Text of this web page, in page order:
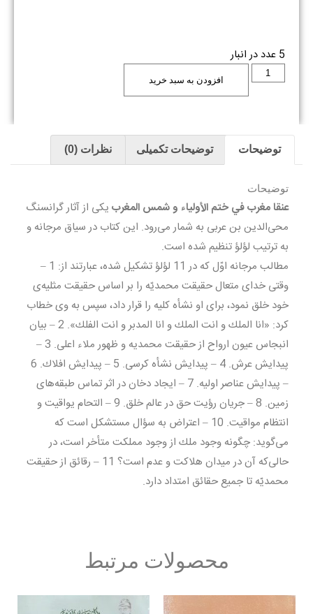
5 عدد در انبار
افزودن به سبد خرید
توضیحات توضیحات تکمیلی نظرات (0)
توضیحات
عنقا مغرب في ختم الأولياء و شمس المغرب يكى از آثار گرانسنگ
محى‌الدين بن عربى به شمار مى‌رود. اين كتاب در سياق مرجانه و
به ترتيب لؤلؤ تنظيم شده است.
مطالب مرجانه اوّل كه در 11 لؤلؤ تشكيل شده، عبارتند از: 1 –
وقتى خداى متعال حقيقت محمديّه را بر اساس حقيقت مثليه‌ى
خود خلق نمود، براى او نشأه كليه را قرار داد، سپس به وى خطاب
كرد: «انا الملك و انت الملك و انا المدبر و انت الفلك». 2 – بيان
انبجاس عيون ارواح از حقيقت محمديه و ظهور ملاء اعلى. 3 –
پيدايش عرش. 4 – پيدايش نشأه كرسى. 5 – پيدايش افلاك. 6
– پيدايش عناصر اوليه. 7 – ايجاد دخان در اثر تماس طبقه‌هاى
زمين. 8 – جريان رؤيت حق در عالم خلق. 9 – التحام يواقيت و
انتظام مواقيت. 10 – اعتراض به سؤال مستشكل است كه
مى‌گويد: چگونه وجود ملك از وجود مملكت متأخر است، در
حالى‌كه آن در ميدان هلاكت و عدم است؟ 11 – رقائق از حقيقت
محمديّه تا جميع حقائق امتداد دارد.
محصولات مرتبط